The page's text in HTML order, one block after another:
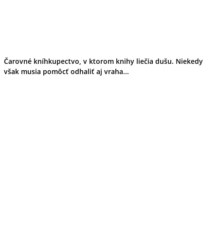
Čarovné kníhkupectvo, v ktorom knihy liečia dušu. Niekedy
však musia pomôcť odhaliť aj vraha...